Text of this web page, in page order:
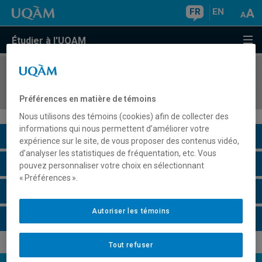
FR EN
Étudier à l'UQAM
COURS//
Description du cours
Horaire - Été 2026
Préférences en matière de témoins
Nous utilisons des témoins (cookies) afin de collecter des
informations qui nous permettent d’améliorer votre
expérience sur le site, de vous proposer des contenus vidéo,
d’analyser les statistiques de fréquentation, etc. Vous
pouvez personnaliser votre choix en sélectionnant
« Préférences ».
Tout refuser
Autoriser les témoins